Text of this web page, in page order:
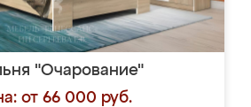
"Очарование"
от 66 000 руб.